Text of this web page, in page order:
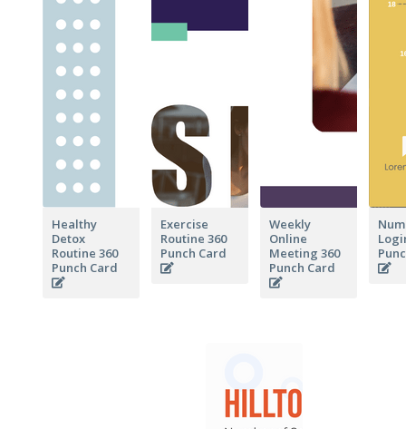
Healthy
Detox
Routine 360
Punch Card
Exercise
Routine 360
Punch Card
Weekly
Online
Meeting 360
Punch Card